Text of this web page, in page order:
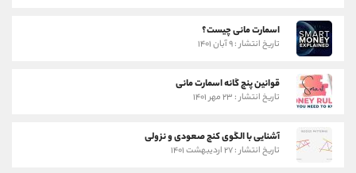
اسمارت مانی چیست؟
تاریخ انتشار : ۹ آبان ۱۴۰۱
قوانین پنج گانه اسمارت مانی
تاریخ انتشار : ۲۳ مهر ۱۴۰۱
آشنایی با الگوی کنج صعودی و نزولی
تاریخ انتشار : ۲۷ اردیبهشت ۱۴۰۱